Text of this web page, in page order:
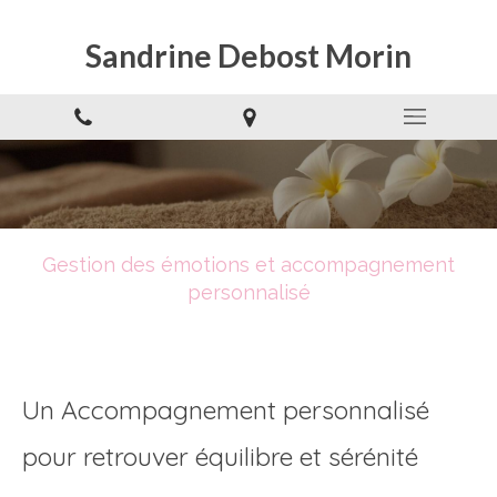
Sandrine Debost Morin
Gestion des émotions et accompagnement
personnalisé
Un Accompagnement personnalisé
pour retrouver équilibre et sérénité